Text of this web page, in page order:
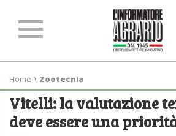
Home \ Zootecnia
Vitelli: la valutazione
deve essere una